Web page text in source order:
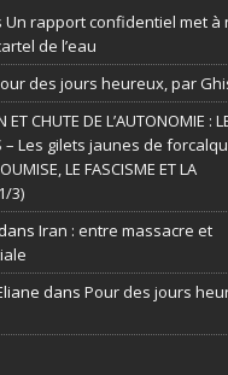
Un rapport confidentiel met à
de l’eau
des jours heureux, par
ET CHUTE DE L’AUTONOMIE :
– Les gilets jaunes de
LE FASCISME ET LA
3)
dans Iran : entre massacre et
dans Pour des jours